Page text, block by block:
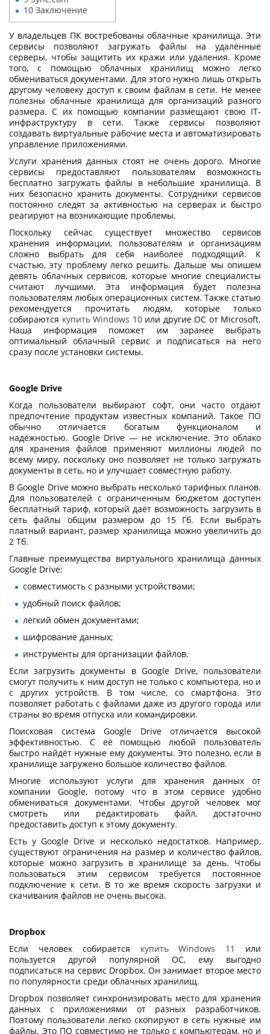
10 Заключение
У владельцев ПК востребованы облачные хранилища. Эти
сервисы позволяют загружать файлы на удалённые
серверы, чтобы защитить их кражи или удаления. Кроме
того, с помощью облачных хранилищ можно легко
обмениваться документами. Для этого нужно лишь открыть
другому человеку доступ к своим файлам в сети. Не менее
полезны облачные хранилища для организаций разного
размера. С их помощью компании размещают свою IT-
инфраструктуру в сети. Также сервисы позволяют
создавать виртуальные рабочие места и автоматизировать
управление приложениями.
Услуги хранения данных стоят не очень дорого. Многие
сервисы предоставляют пользователям возможность
бесплатно загружать файлы в небольшие хранилища. В
них безопасно хранить документы. Сотрудники сервисов
постоянно следят за активностью на серверах и быстро
реагируют на возникающие проблемы.
Поскольку сейчас существует множество сервисов
хранения информации, пользователям и организациям
сложно выбрать для себя наиболее подходящий. К
счастью, эту проблему легко решить. Дальше мы опишем
девять облачных сервисов, которые многие специалисты
считают лучшими. Эта информация будет полезна
пользователям любых операционных систем. Также статью
рекомендуется прочитать людям, которые только
собираются купить Windows 10или другие ОС от Microsoft.
Наша информация поможет им заранее выбрать
оптимальный облачный сервис и подписаться на него
сразу после установки системы.
Google Drive
Когда пользователи выбирают софт, они часто отдают
предпочтение продуктам известных компаний. Такое ПО
обычно отличается богатым функционалом и
надёжностью. Google Drive — не исключение. Это облако
для хранения файлов применяют миллионы людей по
всему миру, поскольку оно позволяет не только загружать
документы в сеть, но и улучшает совместную работу.
В Google Drive можно выбрать несколько тарифных планов.
Для пользователей с ограниченным бюджетом доступен
бесплатный тариф, который даёт возможность загрузить в
сеть файлы общим размером до 15 Гб. Если выбрать
платный вариант, размер хранилища можно увеличить до
2 Тб.
Главные преимущества виртуального хранилища данных
Google Drive:
совместимость с разными устройствами;
удобный поиск файлов;
лёгкий обмен документами;
шифрование данных;
инструменты для организации файлов.
Если загрузить документы в Google Drive, пользователи
смогут получить к ним доступ не только с компьютера, но и
с других устройств. В том числе, со смартфона. Это
позволяет работать с файлами даже из другого города или
страны во время отпуска или командировки.
Поисковая система Google Drive отличается высокой
эффективностью. С её помощью любой пользователь
быстро найдёт нужные ему документы. Это полезно, если в
хранилище загружено большое количество файлов.
Многие используют услуги для хранения данныхот
компании Google, потому что в этом сервисе удобно
обмениваться документами. Чтобы другой человек мог
смотреть или редактировать файл, достаточно
предоставить доступ к этому документу.
Есть у Google Drive и несколько недостатков. Например,
существуют ограничения на размер и количество файлов,
которые можно загрузить в хранилище за день. Чтобы
пользоваться этим сервисом требуется постоянное
подключение к сети. В то же время скорость загрузки и
скачивания файлов не очень высока.
Dropbox
Если человек собирается купить Windows 11
или
пользуется другой популярной ОС, ему выгодно
подписаться на сервис Dropbox. Он занимает второе место
по популярности среди облачных хранилищ.
Dropbox позволяет синхронизировать место для хранения
данных с приложениями от разных разработчиков.
Поэтому пользователи легко скопируют в сеть нужные им
файлы. Это ПО совместимо не только с компьютерам, но и